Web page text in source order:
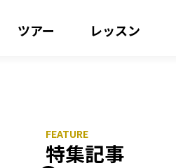
ツアー レッスン
特集記事